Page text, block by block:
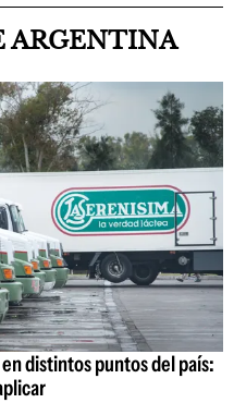
ARGENTINA
distintos puntos del país: